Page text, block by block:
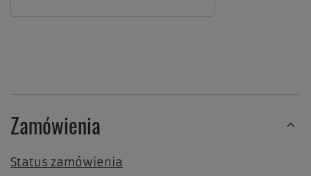
Zamówienia
Status zamówienia